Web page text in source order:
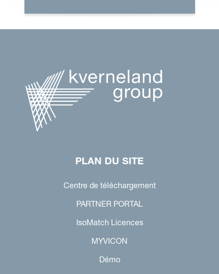
PLAN DU SITE
Centre de téléchargement
PARTNER PORTAL
IsoMatch Licences
MYVICON
Démo